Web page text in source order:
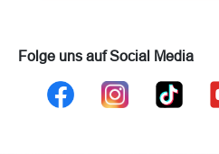
Folge uns auf Social Media